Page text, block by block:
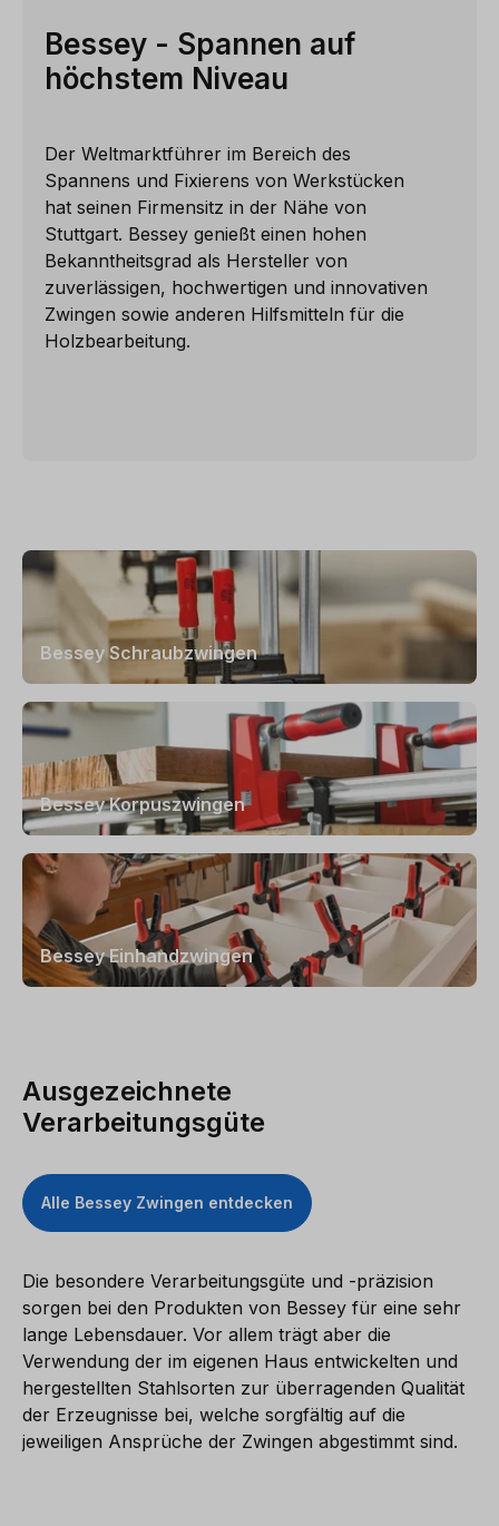
Bessey - Spannen auf
höchstem Niveau
Der Weltmarktführer im Bereich des
Spannens und Fixierens von Werkstücken
hat seinen Firmensitz in der Nähe von
Stuttgart. Bessey genießt einen hohen
Bekanntheitsgrad als Hersteller von
zuverlässigen, hochwertigen und innovativen
Zwingen sowie anderen Hilfsmitteln für die
Holzbearbeitung.
Bessey Schraubzwingen
Bessey Korpuszwingen
Bessey Einhandzwingen
Ausgezeichnete
Verarbeitungsgüte
Alle Bessey Zwingen entdecken
Die besondere Verarbeitungsgüte und -präzision
sorgen bei den Produkten von Bessey für eine sehr
lange Lebensdauer. Vor allem trägt aber die
Verwendung der im eigenen Haus entwickelten und
hergestellten Stahlsorten zur überragenden Qualität
der Erzeugnisse bei, welche sorgfältig auf die
jeweiligen Ansprüche der Zwingen abgestimmt sind.